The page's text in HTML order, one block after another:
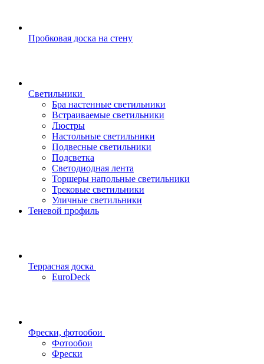
Пробковая доска на стену
Светильники
Бра настенные светильники
Встраиваемые светильники
Люстры
Настольные светильники
Подвесные светильники
Подсветка
Светодиодная лента
Торшеры напольные светильники
Трековые светильники
Уличные светильники
Теневой профиль
Террасная доска
EuroDeck
Фрески, фотообои
Фотообои
Фрески